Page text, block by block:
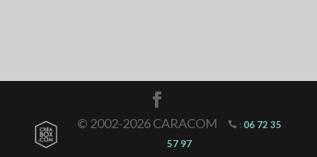
© 2002-2026 CARACOM : 06 72 35
57 97